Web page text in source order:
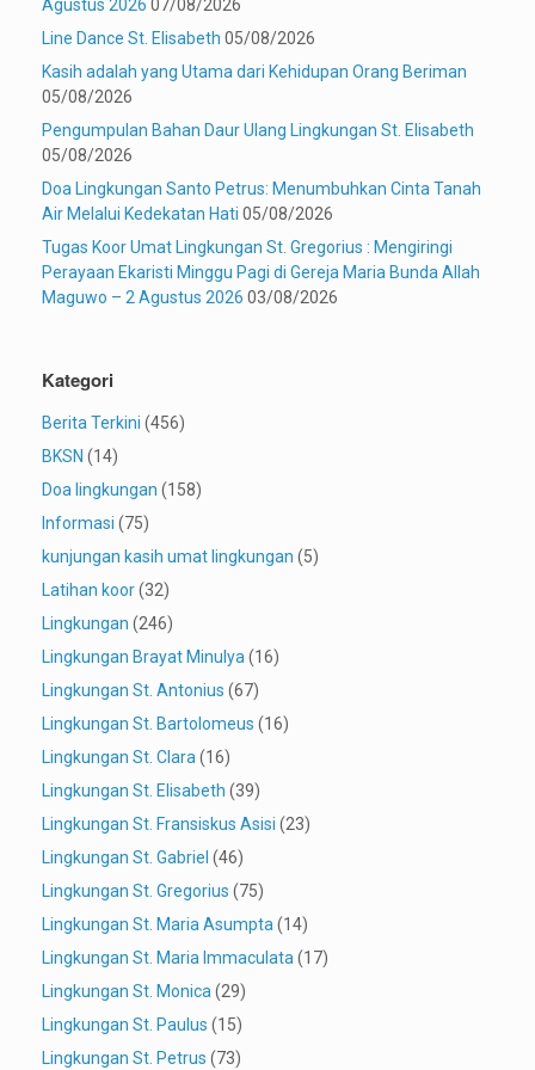
Agustus 2026 07/08/2026
Line Dance St. Elisabeth 05/08/2026
Kasih adalah yang Utama dari Kehidupan Orang Beriman
05/08/2026
Pengumpulan Bahan Daur Ulang Lingkungan St. Elisabeth
05/08/2026
Doa Lingkungan Santo Petrus: Menumbuhkan Cinta Tanah
Air Melalui Kedekatan Hati 05/08/2026
Tugas Koor Umat Lingkungan St. Gregorius : Mengiringi
Perayaan Ekaristi Minggu Pagi di Gereja Maria Bunda Allah
Maguwo – 2 Agustus 2026 03/08/2026
Kategori
Berita Terkini (456)
BKSN (14)
Doa lingkungan (158)
Informasi (75)
kunjungan kasih umat lingkungan (5)
Latihan koor(32)
Lingkungan (246)
Lingkungan Brayat Minulya (16)
Lingkungan St. Antonius (67)
Lingkungan St. Bartolomeus (16)
Lingkungan St. Clara (16)
Lingkungan St. Elisabeth (39)
Lingkungan St. Fransiskus Asisi (23)
Lingkungan St. Gabriel (46)
Lingkungan St. Gregorius (75)
Lingkungan St. Maria Asumpta (14)
Lingkungan St. Maria Immaculata (17)
Lingkungan St. Monica (29)
Lingkungan St. Paulus (15)
Lingkungan St. Petrus (73)